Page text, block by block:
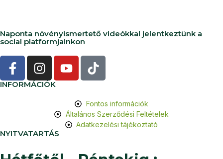
Naponta növényismertető videókkal jelentkeztünk a
social platformjainkon
INFORMÁCIÓK
Fontos információk
Általános Szerződési Feltételek
Adatkezelési tájékoztató
NYITVATARTÁS